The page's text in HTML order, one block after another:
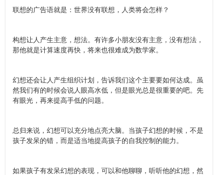
联想的广告语就是：世界没有联想，人类将会怎样？
构想让人产生主意，想法。有许多小朋友没有主意，没有想法，
那他就是计算速度再快，将来也很难成为数学家。
幻想还会让人产生组织计划，告诉我们这个主要要如何达成。虽
然我们有的时候会说人眼高水低，但是眼光总是很重要的吧。先
有眼光，再来提高手低的问题。
总归来说，幻想可以充分地点亮大脑。当孩子幻想的时候，不是
孩子发呆的错，而是适当地提高孩子的自我控制的能力。
如果孩子有发呆幻想的表现，可以和他聊聊，听听他的幻想，然